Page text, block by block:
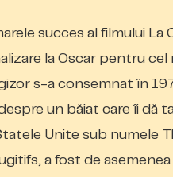
succes al filmului La
la Oscar pentru cel
s-a consemnat în
un băiat care îi dă
Unite sub numele
a fost de